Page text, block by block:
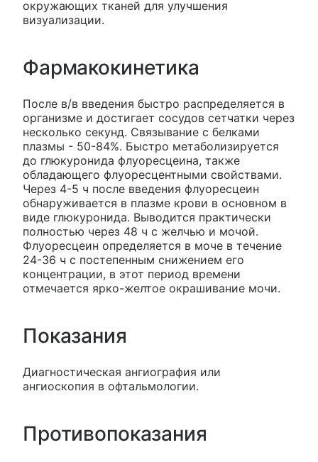
окружающих тканей для улучшения
визуализации.
Фармакокинетика
После в/в введения быстро распределяется в
организме и достигает сосудов сетчатки через
несколько секунд. Связывание с белками
плазмы - 50-84%. Быстро метаболизируется
до глюкуронида флуоресцеина, также
обладающего флуоресцентными свойствами.
Через 4-5 ч после введения флуоресцеин
обнаруживается в плазме крови в основном в
виде глюкуронида. Выводится практически
полностью через 48 ч с желчью и мочой.
Флуоресцеин определяется в моче в течение
24-36 ч с постепенным снижением его
концентрации, в этот период времени
отмечается ярко-желтое окрашивание мочи.
Показания
Диагностическая ангиография или
ангиоскопия в офтальмологии.
Противопоказания